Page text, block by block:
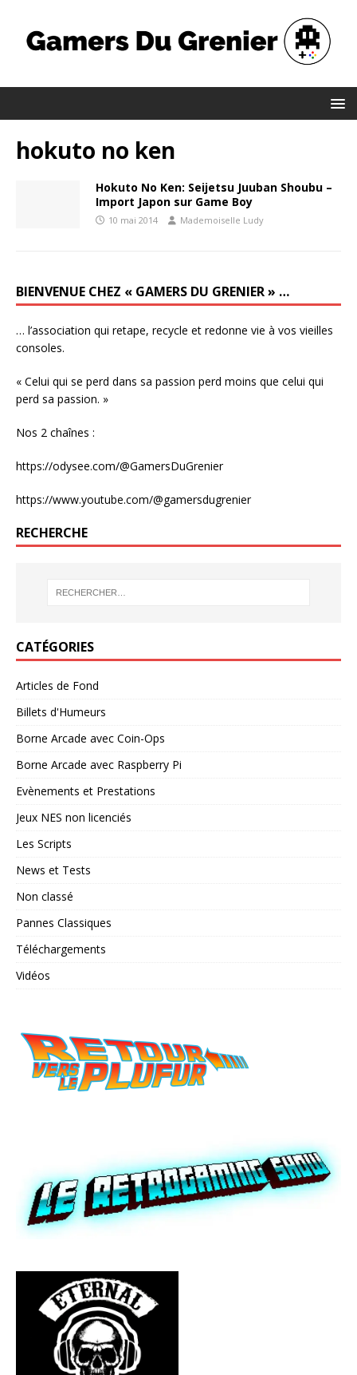
hokuto no ken
Hokuto No Ken: Seijetsu Juuban Shoubu –
Import Japon sur Game Boy
10 mai 2014 Mademoiselle Ludy
BIENVENUE CHEZ « GAMERS DU GRENIER » …
… l’association qui retape, recycle et redonne vie à vos vieilles
consoles.
« Celui qui se perd dans sa passion perd moins que celui qui
perd sa passion. »
Nos 2 chaînes :
https://odysee.com/@GamersDuGrenier
https://www.youtube.com/@gamersdugrenier
RECHERCHE
CATÉGORIES
Articles de Fond
Billets d'Humeurs
Borne Arcade avec Coin-Ops
Borne Arcade avec Raspberry Pi
Evènements et Prestations
Jeux NES non licenciés
Les Scripts
News et Tests
Non classé
Pannes Classiques
Téléchargements
Vidéos